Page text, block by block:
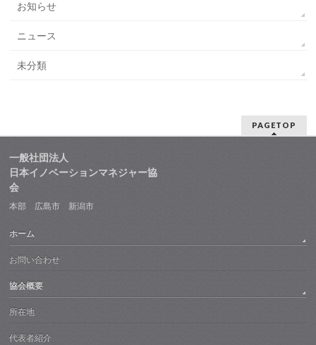
お知らせ
ニュース
未分類
PAGETOP
一般社団法人
日本イノベーションマネジャー協
会
本部 広島市 新潟市
ホーム
お問い合わせ
協会概要
所在地
代表者紹介